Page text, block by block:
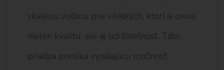
skvelou voľbou pre všetkých, ktorí si cenia
nielen kvalitu, ale aj udržateľnosť. Táto
priadza ponúka vynikajúcu možnosť